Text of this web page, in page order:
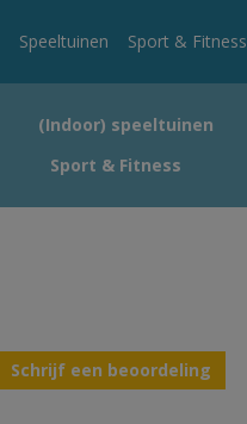
Speeltuinen Sport & Fitness
(Indoor) speeltuinen
Sport & Fitness
Schrijf een beoordeling